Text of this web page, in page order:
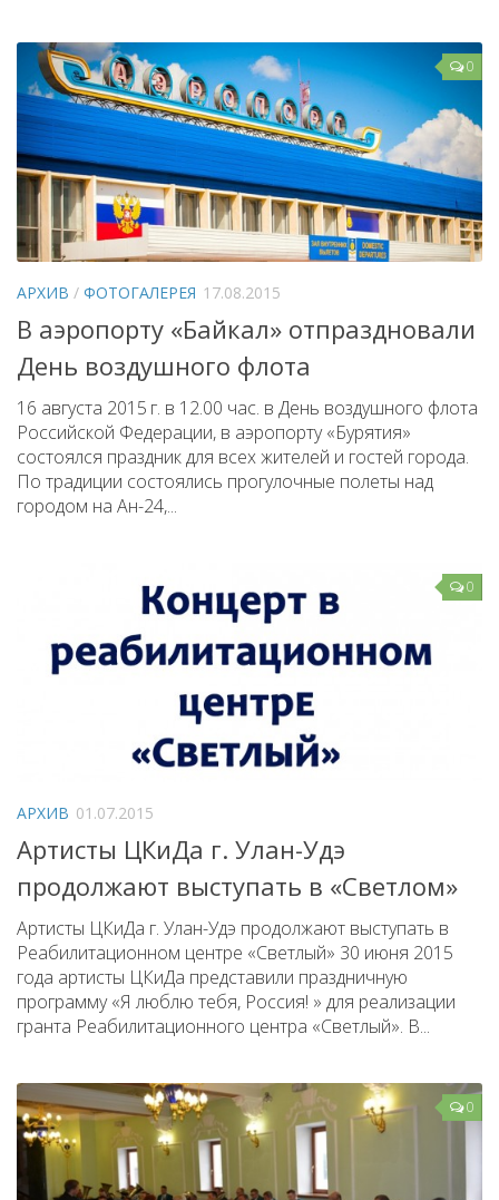
0
АРХИВ / ФОТОГАЛЕРЕЯ 17.08.2015
В аэропорту «Байкал» отпраздновали
День воздушного флота
16 августа 2015 г. в 12.00 час. в День воздушного флота
Российской Федерации, в аэропорту «Бурятия»
состоялся праздник для всех жителей и гостей города.
По традиции состоялись прогулочные полеты над
городом на Ан-24,...
0
АРХИВ 01.07.2015
Артисты ЦКиДа г. Улан-Удэ
продолжают выступать в «Светлом»
Артисты ЦКиДа г. Улан-Удэ продолжают выступать в
Реабилитационном центре «Светлый» 30 июня 2015
года артисты ЦКиДа представили праздничную
программу «Я люблю тебя, Россия! » для реализации
гранта Реабилитационного центра «Светлый». В...
0